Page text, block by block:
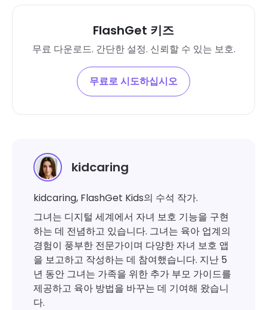
FlashGet 키즈
무료 다운로드. 간단한 설정. 신뢰할 수 있는 보호.
무료로 시도하십시오
kidcaring
kidcaring, FlashGet Kids의 수석 작가.
그녀는 디지털 세계에서 자녀 보호 기능을 구현
하는 데 전념하고 있습니다. 그녀는 육아 업계의
경험이 풍부한 전문가이며 다양한 자녀 보호 앱
을 보고하고 작성하는 데 참여했습니다. 지난 5
년 동안 그녀는 가족을 위한 추가 부모 가이드를
제공하고 육아 방법을 바꾸는 데 기여해 왔습니
다.